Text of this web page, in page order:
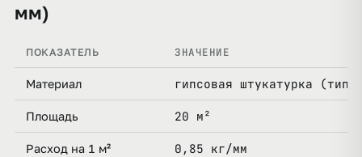
мм)
ПОКАЗАТЕЛЬ ЗНАЧЕНИЕ
Материал гипсовая штукатурка
Площадь 20 м²
Расход на 1 м² 0,85 кг/мм